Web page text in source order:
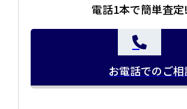
電話1本で簡単査定!
お電話でのご相